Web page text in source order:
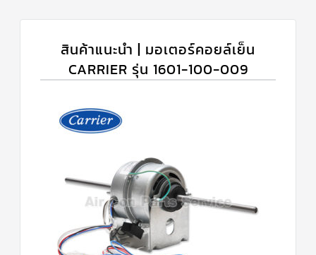
สินค้าแนะนำ | มอเตอร์คอยล์เย็น
CARRIER รุ่น 1601-100-009